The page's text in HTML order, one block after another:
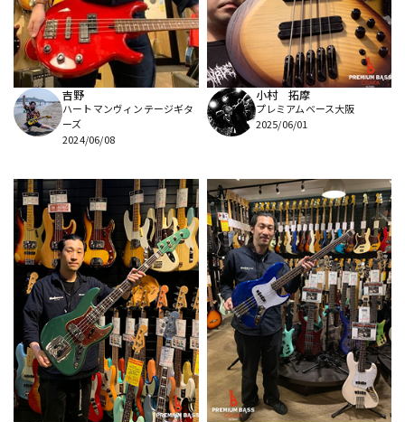
配信/ライブ機器 楽器アクセサリ
中古 ヴィンテージ
吉野
ハートマンヴィンテージギタ
ーズ
2024/06/08
小村 拓摩
プレミアムベース大阪
2025/06/01